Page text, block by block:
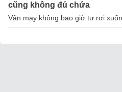
cũng không đủ chứa
Vận may không bao giờ tự rơi